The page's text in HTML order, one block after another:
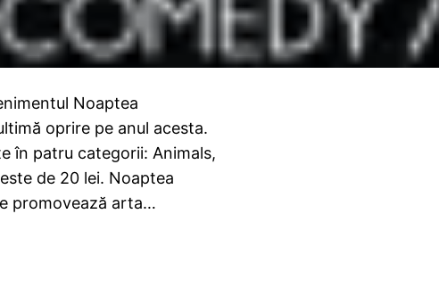
Noaptea
oprire pe anul acesta.
în patru categorii: Animals,
de 20 lei. Noaptea
promovează arta…